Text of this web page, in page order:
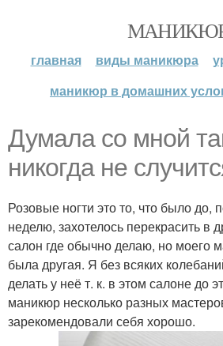
главная виды маникюра
маникюр в домашних
Думала со мной
никогда не
Розовые ногти это то, что было до,
неделю, захотелось перекрасить в
салон где обычно делаю, но моего
была другая. Я без всяких
делать у неё т. к. в этом салоне до
маникюр несколько разных
зарекомендовали себя хорошо.